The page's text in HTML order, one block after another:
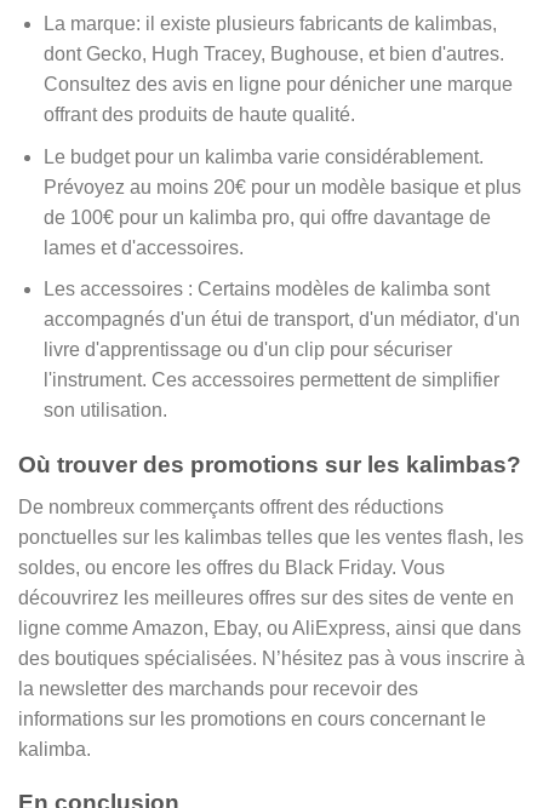
La marque: il existe plusieurs fabricants de kalimbas,
dont Gecko, Hugh Tracey, Bughouse, et bien d'autres.
Consultez des avis en ligne pour dénicher une marque
offrant des produits de haute qualité.
Le budget pour un kalimba varie considérablement.
Prévoyez au moins 20€ pour un modèle basique et plus
de 100€ pour un kalimba pro, qui offre davantage de
lames et d'accessoires.
Les accessoires : Certains modèles de kalimba sont
accompagnés d'un étui de transport, d'un médiator, d'un
livre d'apprentissage ou d'un clip pour sécuriser
l'instrument. Ces accessoires permettent de simplifier
son utilisation.
Où trouver des promotions sur les kalimbas?
De nombreux commerçants offrent des réductions
ponctuelles sur les kalimbas telles que les ventes flash, les
soldes, ou encore les offres du Black Friday. Vous
découvrirez les meilleures offres sur des sites de vente en
ligne comme Amazon, Ebay, ou AliExpress, ainsi que dans
des boutiques spécialisées. N’hésitez pas à vous inscrire à
la newsletter des marchands pour recevoir des
informations sur les promotions en cours concernant le
kalimba.